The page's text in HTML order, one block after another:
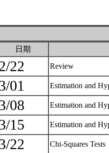
日期
22 Review
01 Estimation and
08 Estimation and
15 Estimation and
22 Chi-Squares Tests